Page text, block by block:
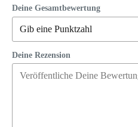
Deine Gesamtbewertung
Deine Rezension